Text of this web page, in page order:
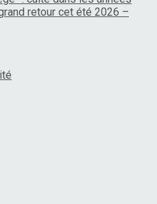
retour cet été 2026 –